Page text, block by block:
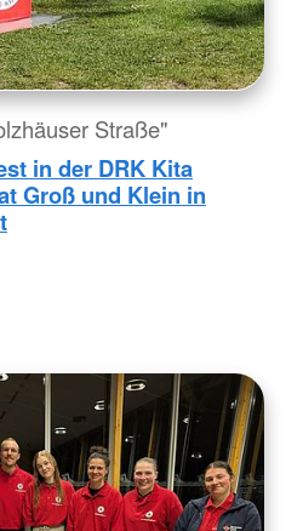
Straße"
in der DRK Kita
Groß und Klein in